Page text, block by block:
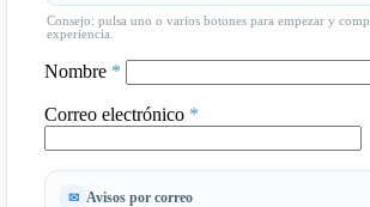
Consejo: pulsa uno o varios botones para empezar y
experiencia.
Nombre *
Correo electrónico *
Avisos por correo